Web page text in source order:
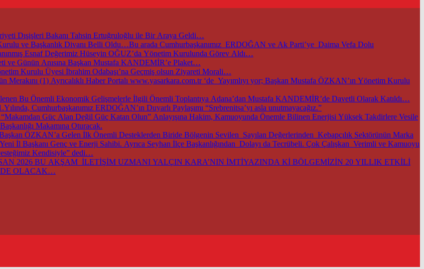
Dışişleri Bakanı Tahsin Ertuğruloğlu ile Bir Araya Geldi…
ve Başkanlık Divanı Belli Oldu…Bu arada Cumhurbaşkanımız ERDOĞAN ve Ak Parti’ye Daima Vefa Dolu
Esnaf Değerimiz Hüseyin OĞUZ’da Yönetim Kurulunda Görev Aldı…
ve Günün Anısına Başkan Mustafa KANDEMİR’e Plaket…
Kurulu Üyesi İbrahim Odabaşı’na Geçmiş olsun Ziyareti Morali…
(1) Ayrıcalıklı Haber Portalı www.yasarkara.com.tr ‘de Yayımlıyı yor; Başkan Mustafa ÖZKAN’ın Yönetim Kurulu
TOBB ve Ticaret Bakanlığımızın Öncülüğünde Başkentimizde Düzenlenen Bu Önemli Ekonomik Gelişmelerle İlgili Önemli Toplantıya Adana’dan Mustafa KANDEMİR’de Davetli Olarak Katıldı…
Cumhurbaşkanımız ERDOĞAN’ın Duyarlı Paylaşımı “Srebrenitsa’yı asla unutmayacağız.”
Güç Alan Değil Güç Katan Olun” Anlayışına Hakim, Kamuoyunda Önemle Bilinen Enerjisi Yüksek Takdirlere Vesile
Makamına Oturacak.
ÖZKAN’a Gelen İlk Önemli Desteklerden Biride Bölgenin Sevilen Sayılan Değerlerinden Kebapçılık Sektörünün Marka
İl Başkanı Genç ve Enerji Sahibi. Ayrıca Seyhan İlçe Başkanlığından Dolayı da Tecrübeli. Çok Çalışkan Verimli ve Kamuoyu
Kendisiyle” dedi…
2026 BU AKŞAM İLETİŞİM UZMANI YALÇIN KARA’NIN İMTİYAZINDA Kİ BÖLGEMİZİN 20 YILLIK ETKİLİ
OLACAK…